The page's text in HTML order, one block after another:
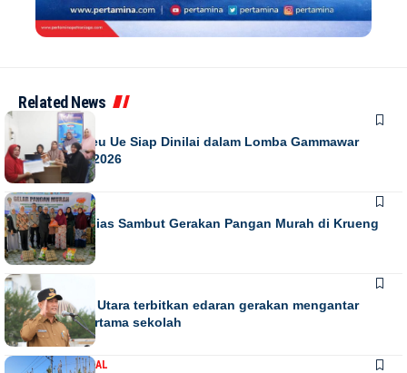
Related News
Gampong Leu Ue Siap Dinilai dalam Lomba Gammawar
Aceh Besar 2026
DAERAH
Warga Antusias Sambut Gerakan Pangan Murah di Krueng
Barona Jaya
DAERAH
Bupati Aceh Utara terbitkan edaran gerakan mengantar
anak hari pertama sekolah
DAERAHNASIONAL